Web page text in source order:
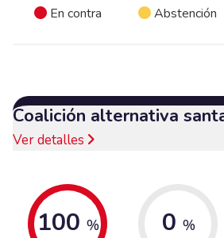
En contra Abstención
Coalición alternativa
Ver detalles
100 % 0 %